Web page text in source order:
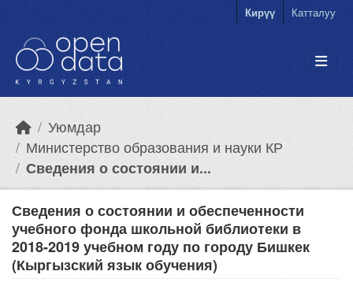
Кирүү Катталуу
Уюмдар
Министерство образования и науки КР
Сведения о состоянии и...
Сведения о состоянии и обеспеченности
учебного фонда школьной библиотеки в
2018-2019 учебном году по городу Бишкек
(Кыргызский язык обучения)